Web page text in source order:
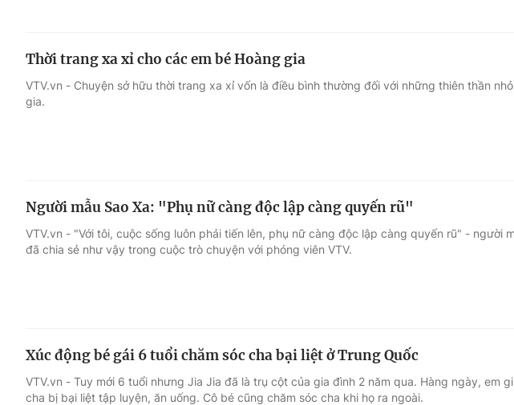
Thời trang xa xỉ cho các em bé Hoàng gia
VTV.vn - Chuyện sở hữu thời trang xa xỉ vốn là điều bình thường đối với những thiên thần
gia.
Người mẫu Sao Xa: "Phụ nữ càng độc lập càng quyến rũ"
VTV.vn - "Với tôi, cuộc sống luôn phải tiến lên, phụ nữ càng độc lập càng quyến rũ" - người
đã chia sẻ như vậy trong cuộc trò chuyện với phóng viên VTV.
Xúc động bé gái 6 tuổi chăm sóc cha bại liệt ở Trung Quốc
VTV.vn - Tuy mới 6 tuổi nhưng Jia Jia đã là trụ cột của gia đình 2 năm qua. Hàng ngày, em
cha bị bại liệt tập luyện, ăn uống. Cô bé cũng chăm sóc cha khi họ ra ngoài.